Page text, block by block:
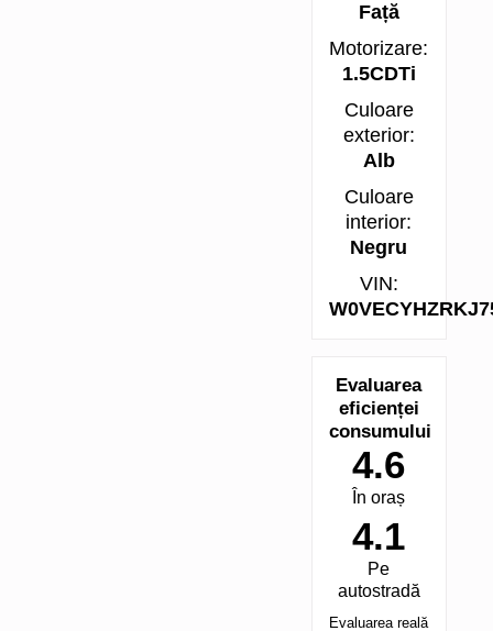
Față
Motorizare:
1.5CDTi
Culoare
exterior:
Alb
Culoare
interior:
Negru
VIN:
Evaluarea
eficienței
consumului
4.6
În oraș
4.1
Pe
autostradă
Evaluarea reală